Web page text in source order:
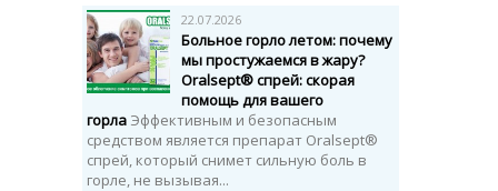
22.07.2026
Больное горло летом: почему
мы простужаемся в жару?
Oralsept®спрей: скорая
помощь для вашего
горла Эффективным и безопасным
средством является препарат Oralsept®
спрей, который снимет сильную боль в
горле, не вызывая...